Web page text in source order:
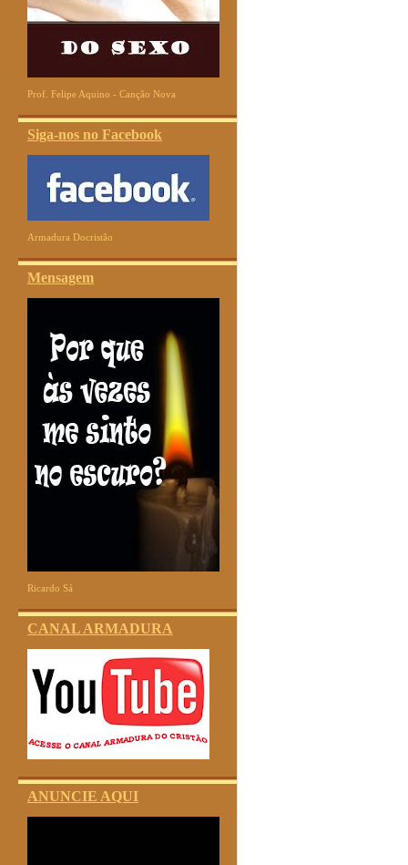
Prof. Felipe Aquino - Canção Nova
Siga-nos no Facebook
Armadura Docristão
Mensagem
Ricardo Sá
CANAL ARMADURA
ANUNCIE AQUI